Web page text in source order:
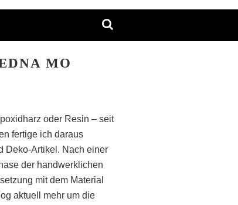
MO
oder Resin – seit
fertige ich daraus
Deko-Artikel. Nach einer
der handwerklichen
mit dem Material
aktuell mehr um die